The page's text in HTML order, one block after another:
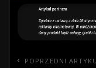
POPRZEDNI